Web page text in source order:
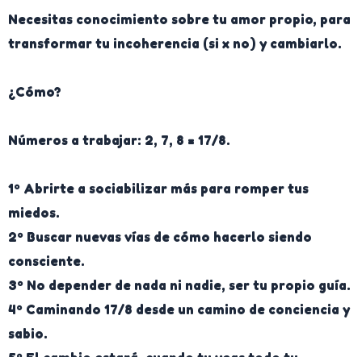
Necesitas conocimiento sobre tu amor propio, para
transformar tu incoherencia (si x no) y cambiarlo.
¿Cómo?
Números a trabajar: 2, 7, 8 = 17/8.
1º Abrirte a sociabilizar más para romper tus
miedos.
2º Buscar nuevas vías de cómo hacerlo siendo
consciente.
3º No depender de nada ni nadie, ser tu propio guía.
4º Caminando 17/8 desde un camino de conciencia y
sabio.